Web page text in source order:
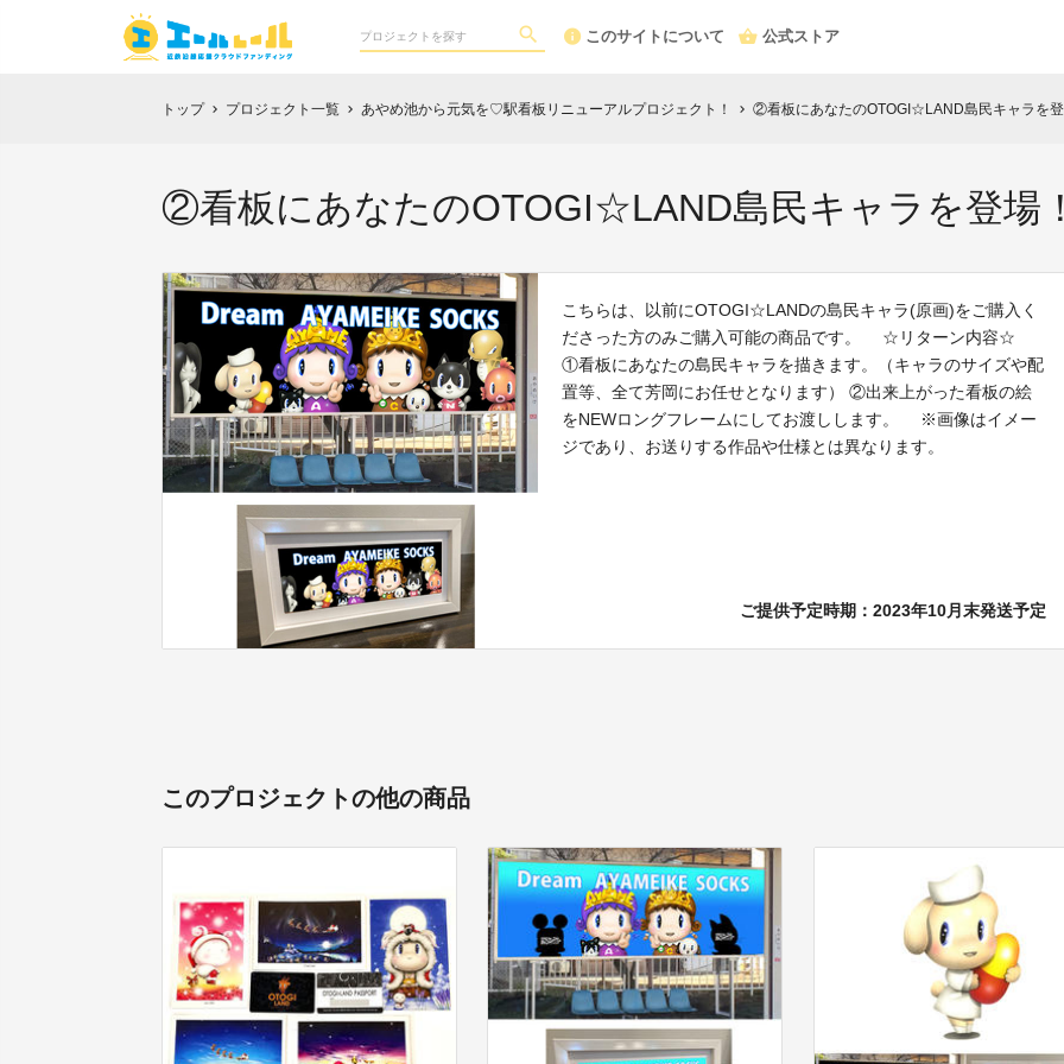
このサイトについて 公式ストア
トップ chevron_right プロジェクト一覧 chevron_right あやめ池から元気を♡駅看板リニューアルプロジェクト！ chevron_right ②看板にあなたのOTOGI☆LAND島民キャラを
②看板にあなたのOTOGI☆LAND島民キャラを登場
こちらは、以前にOTOGI☆LANDの島民キャラ(原画)をご購入く
ださった方のみご購入可能の商品です。 ☆リターン内容☆
①看板にあなたの島民キャラを描きます。（キャラのサイズや配
置等、全て芳岡にお任せとなります） ②出来上がった看板の絵
をNEWロングフレームにしてお渡しします。 ※画像はイメー
ジであり、お送りする作品や仕様とは異なります。
ご提供予定時期：2023年10月末発送予定
このプロジェクトの他の商品